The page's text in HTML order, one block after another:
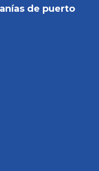
de puerto